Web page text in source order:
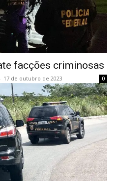
facções criminosas
- 17 de outubro de 2023 0